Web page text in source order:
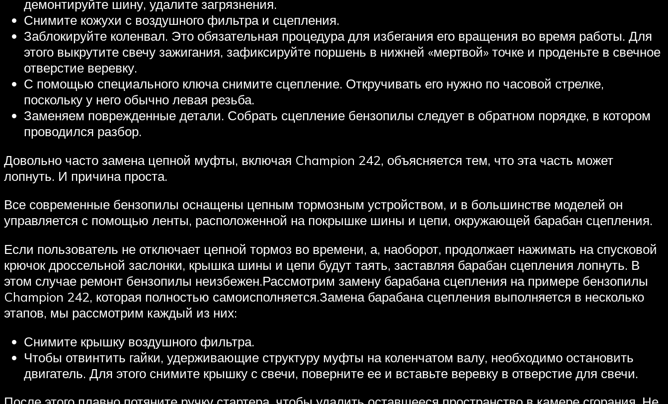
демонтируйте шину, удалите загрязнения.
Снимите кожухи с воздушного фильтра и сцепления.
Заблокируйте коленвал. Это обязательная процедура для избегания его вращения во время работы. Для
этого выкрутите свечу зажигания, зафиксируйте поршень в нижней «мертвой» точке и проденьте в свечное
отверстие веревку.
С помощью специального ключа снимите сцепление. Откручивать его нужно по часовой стрелке,
поскольку у него обычно левая резьба.
Заменяем поврежденные детали. Собрать сцепление бензопилы следует в обратном порядке, в котором
проводился разбор.
Довольно часто замена цепной муфты, включая Champion 242, объясняется тем, что эта часть может
лопнуть. И причина проста.
Все современные бензопилы оснащены цепным тормозным устройством, и в большинстве моделей он
управляется с помощью ленты, расположенной на покрышке шины и цепи, окружающей барабан сцепления.
Если пользователь не отключает цепной тормоз во времени, а, наоборот, продолжает нажимать на спусковой
крючок дроссельной заслонки, крышка шины и цепи будут таять, заставляя барабан сцепления лопнуть. В
этом случае ремонт бензопилы неизбежен.Рассмотрим замену барабана сцепления на примере бензопилы
Champion 242, которая полностью самоисполняется.Замена барабана сцепления выполняется в несколько
этапов, мы рассмотрим каждый из них:
Снимите крышку воздушного фильтра.
Чтобы отвинтить гайки, удерживающие структуру муфты на коленчатом валу, необходимо остановить
двигатель. Для этого снимите крышку с свечи, поверните ее и вставьте веревку в отверстие для свечи.